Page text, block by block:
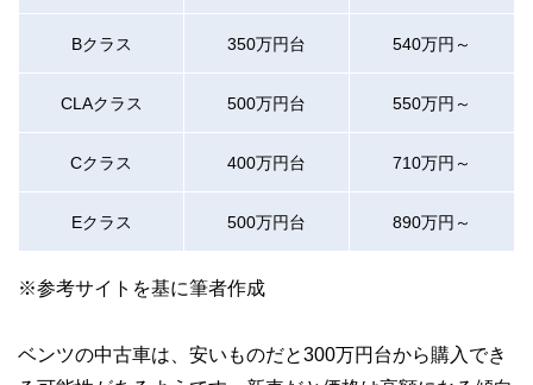
Bクラス 350万円台 540万円～
CLAクラス 500万円台 550万円～
Cクラス 400万円台 710万円～
Eクラス 500万円台 890万円～
※参考サイトを基に筆者作成
ベンツの中古車は、安いものだと300万円台から購入でき